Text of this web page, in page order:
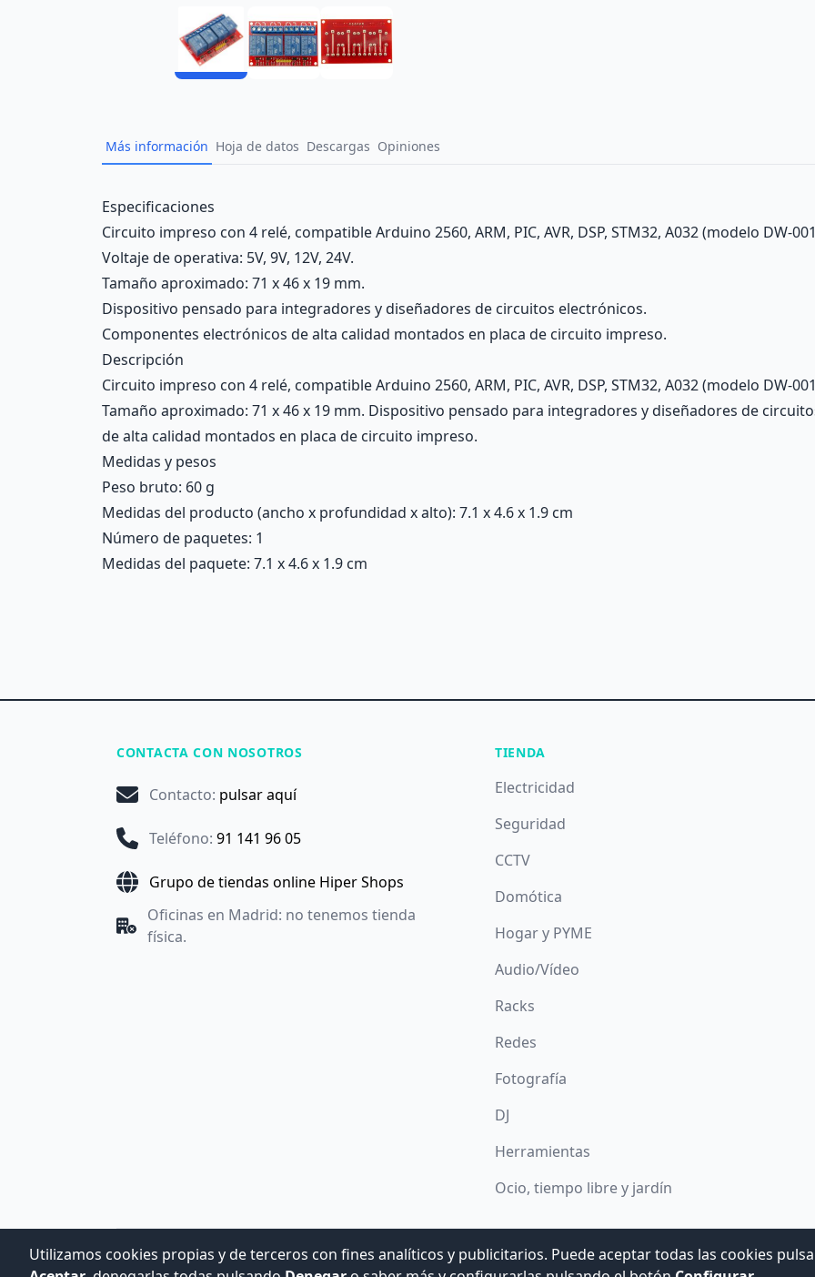
Más información Hoja de datos Descargas Opiniones
Description
Especificaciones
Circuito impreso con 4 relé, compatible Arduino 2560, ARM, PIC, AVR, DSP, STM32, A032 (modelo DW-
Voltaje de operativa: 5V, 9V, 12V, 24V.
Tamaño aproximado: 71 x 46 x 19 mm.
Dispositivo pensado para integradores y diseñadores de circuitos electrónicos.
Componentes electrónicos de alta calidad montados en placa de circuito impreso.
Descripción
Circuito impreso con 4 relé, compatible Arduino 2560, ARM, PIC, AVR, DSP, STM32, A032 (modelo DW-
Tamaño aproximado: 71 x 46 x 19 mm. Dispositivo pensado para integradores y diseñadores de
de alta calidad montados en placa de circuito impreso.
Medidas y pesos
Peso bruto: 60 g
Medidas del producto (ancho x profundidad x alto): 7.1 x 4.6 x 1.9 cm
Número de paquetes: 1
Medidas del paquete: 7.1 x 4.6 x 1.9 cm
CONTACTA CON NOSOTROS
Contacto: pulsar aquí
Teléfono: 91 141 96 05
Grupo de tiendas online Hiper Shops
Oficinas en Madrid: no tenemos tienda
física.
TIENDA
Electricidad
Seguridad
CCTV
Domótica
Hogar y PYME
Audio/Vídeo
Racks
Redes
Fotografía
DJ
Herramientas
Ocio, tiempo libre y jardín
© 2008 -2026 Hogar Digital e Inmótica Ingenieros, S.L.
Utilizamos cookies propias y de terceros con fines analíticos y publicitarios. Puede aceptar todas las cookies